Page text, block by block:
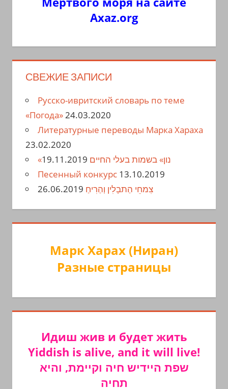
Axaz.org
СВЕЖИЕ ЗАПИСИ
Русско-ивритский словарь по теме
«Погода»24.03.2020
Литературные переводы Марка Хараха
23.02.2020
«נון» בשמות בעלי החיים 19.11.2019
Песенный конкурс 13.10.2019
צִמחֵי הַתבָלִין וְהַרִיחַ 26.06.2019
Марк Харах (Ниран)
Разные страницы
Идиш жив и будет жить
Yiddish is alive, and it will live!
שפת היידיש חיה וקיימת, והיא
תחיה